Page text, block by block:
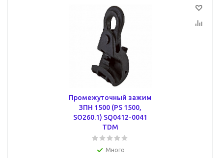
Промежуточный зажим
ЗПН 1500 (PS 1500,
SO260.1) SQ0412-0041
TDM
Много